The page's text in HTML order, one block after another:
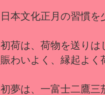
日本文化正月の習慣を
初荷は、荷物を送りは
賑わいよく、縁起よく
初夢は、一富士二鷹三